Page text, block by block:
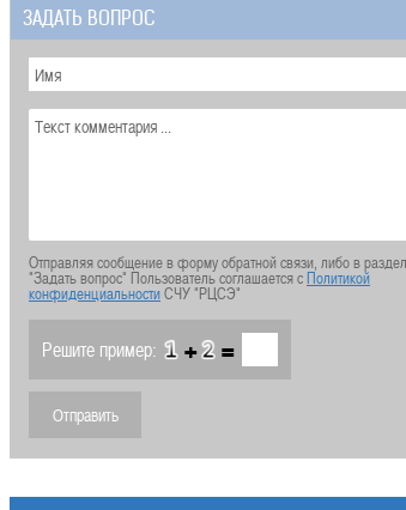
ЗАДАТЬ ВОПРОС
Отправляя сообщение в форму обратной связи, либо в
"Задать вопрос" Пользователь соглашается сПолитикой
конфиденциальностиСЧУ "РЦСЭ"
Решите пример: + =